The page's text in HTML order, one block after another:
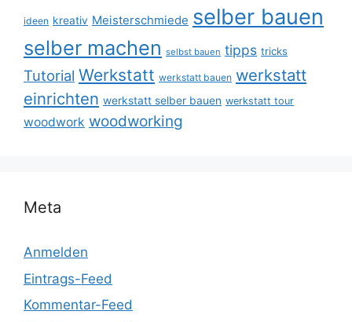
ideen kreativ Meisterschmiede selber bauen
selber machen selbst bauen tipps tricks
Tutorial Werkstatt werkstatt bauen werkstatt
einrichten werkstatt selber bauen werkstatt tour
woodwork woodworking
Meta
Anmelden
Eintrags-Feed
Kommentar-Feed